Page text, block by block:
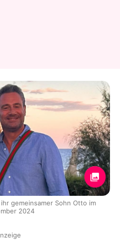
gemeinsamer Sohn Otto im
2024